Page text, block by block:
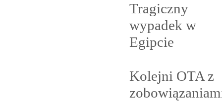
Tragiczny
wypadek w
Egipcie
Kolejni OTA z